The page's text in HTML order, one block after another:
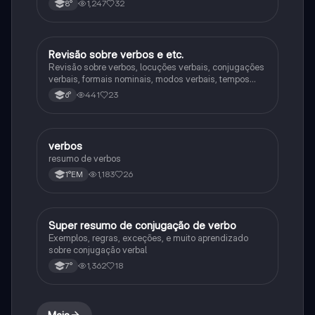
8° 1,247 32
Português
Revisão sobre verbos e etc.
Revisão sobre verbos, locuções verbais, conjugações
verbais, formais nominais, modos verbais, tempos
verbais e pretéritos.
6° 441 23
Português
verbos
resumo de verbos
1°EM 1,183 26
Português
Super resumo de conjugação de verbo
Exemplos, regras, exceções, e muito aprendizado
sobre conjugação verbal
7° 1,362 18